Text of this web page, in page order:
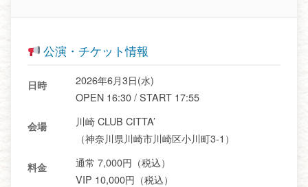
公演・チケット情報
日時
2026年6月3日(水)
OPEN 16:30 / START 17:55
会場
川崎 CLUB CITTA’
（神奈川県川崎市川崎区小川町3-1）
料金
通常 7,000円（税込）
VIP 10,000円（税込）